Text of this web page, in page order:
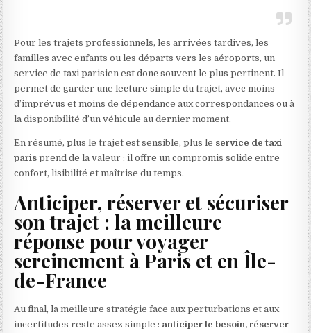
Pour les trajets professionnels, les arrivées tardives, les
familles avec enfants ou les départs vers les aéroports, un
service de taxi parisien est donc souvent le plus pertinent. Il
permet de garder une lecture simple du trajet, avec moins
d’imprévus et moins de dépendance aux correspondances ou à
la disponibilité d’un véhicule au dernier moment.
En résumé, plus le trajet est sensible, plus le service de taxi
paris prend de la valeur : il offre un compromis solide entre
confort, lisibilité et maîtrise du temps.
Anticiper, réserver et sécuriser
son trajet : la meilleure
réponse pour voyager
sereinement à Paris et en Île-
de-France
Au final, la meilleure stratégie face aux perturbations et aux
incertitudes reste assez simple : anticiper le besoin, réserver